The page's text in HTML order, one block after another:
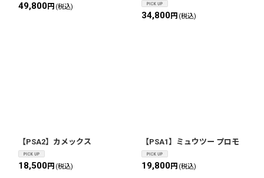
49,800円 (税込)
34,800円 (税込)
【PSA2】カメックス
18,500円 (税込)
【PSA1】ミュウツー プロモ
19,800円 (税込)